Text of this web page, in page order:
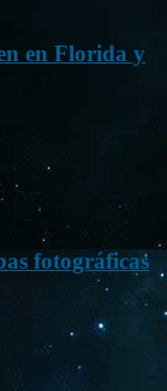
en Florida y
fotográficas